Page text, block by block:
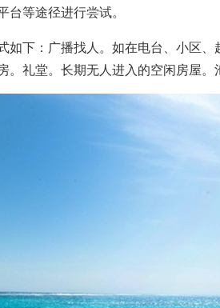
等途径进行尝试。
如下：广播找人。如在电台、小区
。礼堂。长期无人进入的空闲房屋。